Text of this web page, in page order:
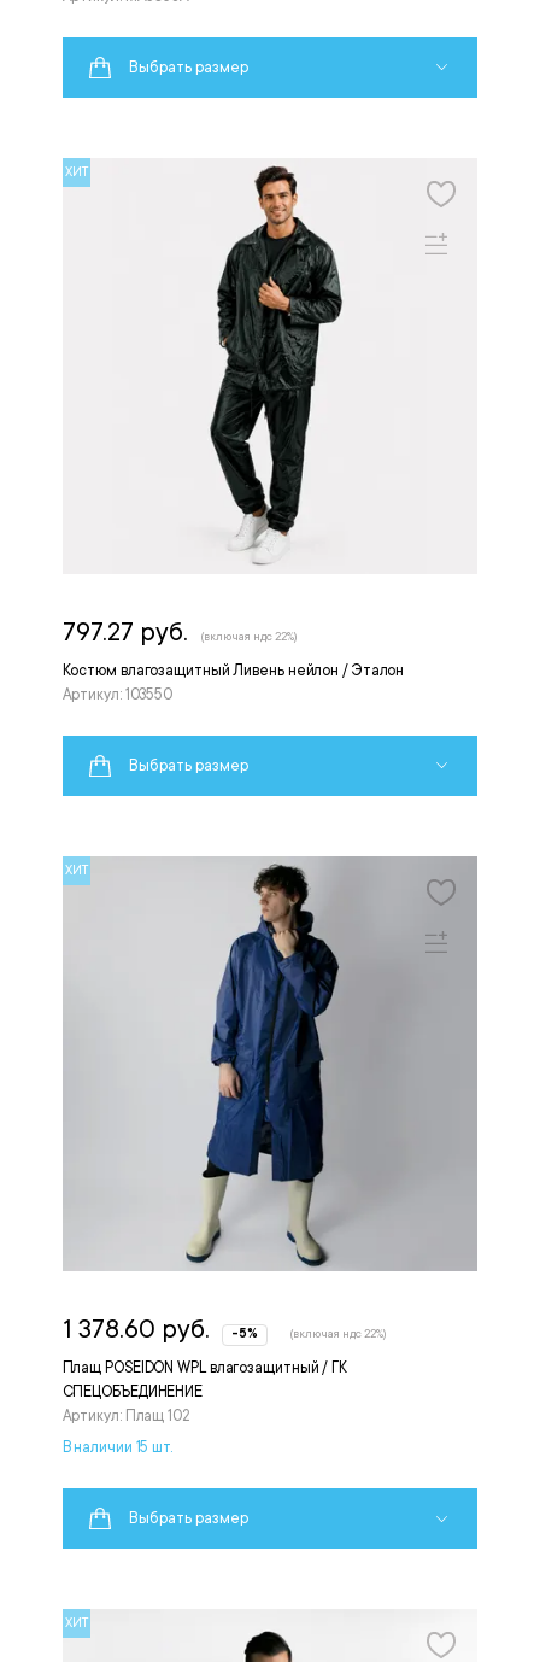
Выбрать размер
ХИТ
Костюм влагозащитный Ливень нейлон / Эталон
Артикул: 103550
797.27 руб. (включая ндс 22%)
Выбрать размер
ХИТ
Плащ POSEIDON WPL влагозащитный / ГК
СПЕЦОБЪЕДИНЕНИЕ
Артикул: Плащ 102
1 378.60 руб. -5% (включая ндс 22%)
В наличии 15 шт.
Выбрать размер
ХИТ